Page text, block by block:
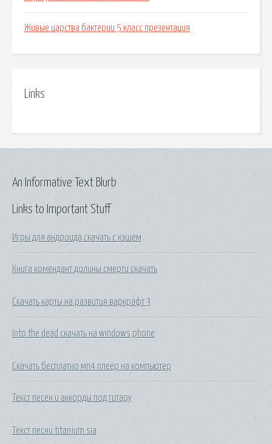
Живые царства бактерии 5 класс презентация
Links
Links to Important Stuff
Игры для андроида скачать с кэшем
Книга комендант долины смерти скачать
Скачать карты на развития варкрафт 3
Into the dead скачать на windows phone
Скачать бесплатно мп4 плеер на компьютер
Текст песен и аккорды под гитару
Текст песни titanium sia
An Informative Text Blurb